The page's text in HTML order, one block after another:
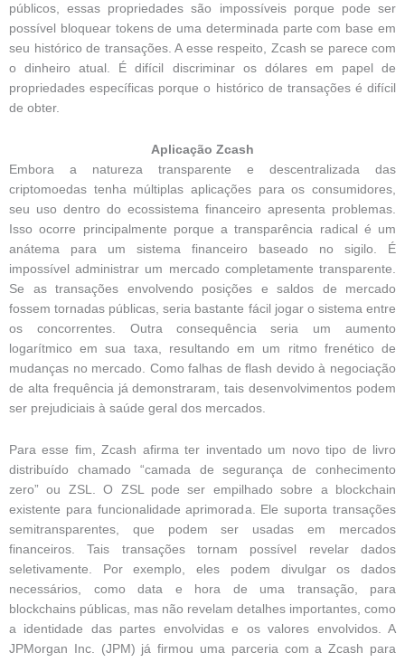
públicos, essas propriedades são impossíveis porque pode ser
possível bloquear tokens de uma determinada parte com base em
seu histórico de transações. A esse respeito, Zcash se parece com
o dinheiro atual. É difícil discriminar os dólares em papel de
propriedades específicas porque o histórico de transações é difícil
de obter.
Aplicação Zcash
Embora a natureza transparente e descentralizada das
criptomoedas tenha múltiplas aplicações para os consumidores,
seu uso dentro do ecossistema financeiro apresenta problemas.
Isso ocorre principalmente porque a transparência radical é um
anátema para um sistema financeiro baseado no sigilo. É
impossível administrar um mercado completamente transparente.
Se as transações envolvendo posições e saldos de mercado
fossem tornadas públicas, seria bastante fácil jogar o sistema entre
os concorrentes. Outra consequência seria um aumento
logarítmico em sua taxa, resultando em um ritmo frenético de
mudanças no mercado. Como falhas de flash devido à negociação
de alta frequência já demonstraram, tais desenvolvimentos podem
ser prejudiciais à saúde geral dos mercados.
Para esse fim, Zcash afirma ter inventado um novo tipo de livro
distribuído chamado “camada de segurança de conhecimento
zero” ou ZSL. O ZSL pode ser empilhado sobre a blockchain
existente para funcionalidade aprimorada. Ele suporta transações
semitransparentes, que podem ser usadas em mercados
financeiros. Tais transações tornam possível revelar dados
seletivamente. Por exemplo, eles podem divulgar os dados
necessários, como data e hora de uma transação, para
blockchains públicas, mas não revelam detalhes importantes, como
a identidade das partes envolvidas e os valores envolvidos. A
JPMorgan Inc. (JPM) já firmou uma parceria com a Zcash para